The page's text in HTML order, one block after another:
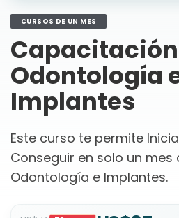
CURSOS DE UN MES
Odontología
Implantes
Este curso te permite
Conseguir en solo un
Odontología e Implantes.